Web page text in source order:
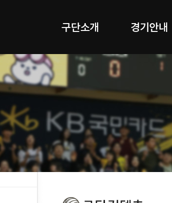
구단소개 경기안내